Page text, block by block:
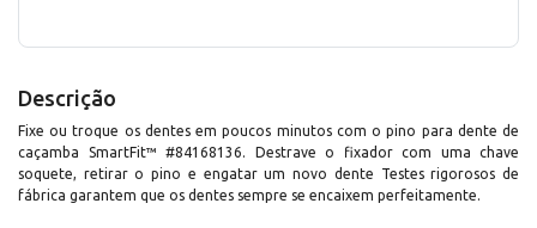
Descrição
Fixe ou troque os dentes em poucos minutos com o pino para dente de
caçamba SmartFit™ #84168136. Destrave o fixador com uma chave
soquete, retirar o pino e engatar um novo dente Testes rigorosos de
fábrica garantem que os dentes sempre se encaixem perfeitamente.